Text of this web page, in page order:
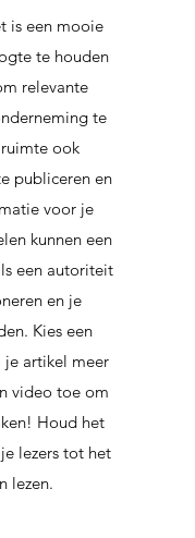
is een mooie
te houden
relevante
te
ook
publiceren en
voor je
kunnen een
een autoriteit
en je
Kies een
artikel meer
video toe om
Houd het
lezers tot het
lezen.